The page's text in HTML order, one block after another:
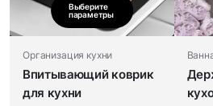
Выберите
параметры
Организация кухни
Впитывающий коврик
для кухни